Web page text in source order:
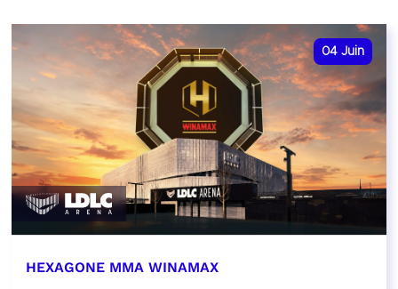
04 Juin
HEXAGONE MMA WINAMAX